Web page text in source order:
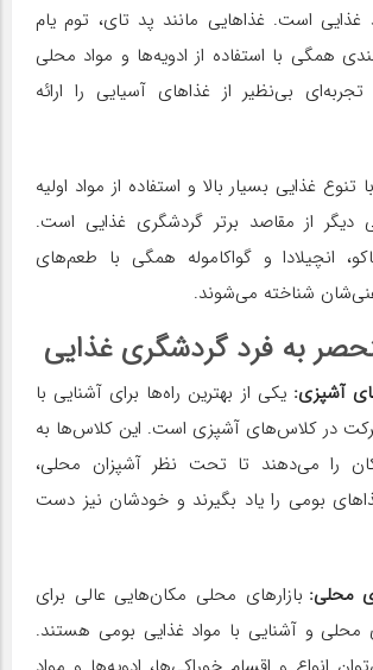
است. غذاهایی مانند پد تای، توم یام
همگی با استفاده از ادویه‌ها و مواد محلی
بی‌نظیر از غذاهای آسیایی را ارائه
تنوع غذایی بسیار بالا و استفاده از مواد اولیه
دیگر از مقاصد برتر گردشگری غذایی است.
انچیلادا و گواکاموله همگی با طعم‌های
شناخته می‌شوند.
به فرد گردشگری غذایی
آشپزی: یکی از بهترین راه‌ها برای آشنایی با
در کلاس‌های آشپزی است. این کلاس‌ها به
را می‌دهند تا تحت نظر آشپزان محلی،
بومی را یاد بگیرند و خودشان نیز دست
محلی: بازارهای محلی مکان‌هایی عالی برای
و آشنایی با مواد غذایی بومی هستند.